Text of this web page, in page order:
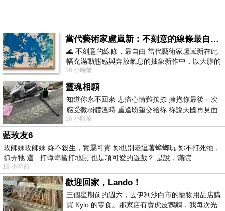
當代藝術家盧嵐新：不刻意的線條最自由，讓色彩流動、筆觸自己說話
🌊 不刻意的線條，最自由 當代藝術家盧嵐新在此
幅充滿動態感與奔放氣息的抽象新作中，以大膽的
藍色顏料在白色畫布上揮灑、壓印與流淌
16 小時前
靈魂相願
知道你永不回來 悲痛心情難按捺 擁抱你最後一次
感受微弱體溫時 重逢盼望交給祢 祢說天國再見面
此刻忍淚說別離 他日靈魂再
16 小時前
藍玫友6
玫師妹玫師妹 妳不殺生，實屬可貴 妳也別老逗著蟑螂玩 妳不打死牠，
抓弄牠 這...打蟑螂當打地鼠 也是項可愛的遊戲？ 是說，滿院
16 小時前
歡迎回家，Lando！
三個星期前的週六，去伊利沙白市的寵物用品店購
買 Kylo 的零食。那家店有賣虎皮鸚鵡，我每次光